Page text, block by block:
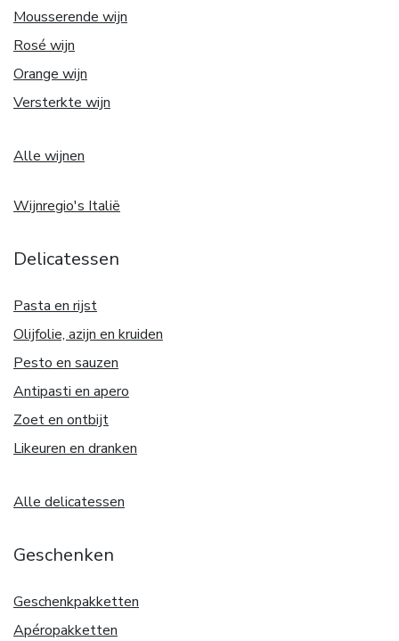
Mousserende wijn
Rosé wijn
Orange wijn
Versterkte wijn
Alle wijnen
Wijnregio's Italië
Delicatessen
Pasta en rijst
Olijfolie, azijn en kruiden
Pesto en sauzen
Antipasti en apero
Zoet en ontbijt
Likeuren en dranken
Alle delicatessen
Geschenken
Geschenkpakketten
Apéropakketten